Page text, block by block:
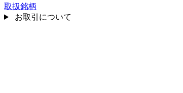
取扱銘柄
お取引について